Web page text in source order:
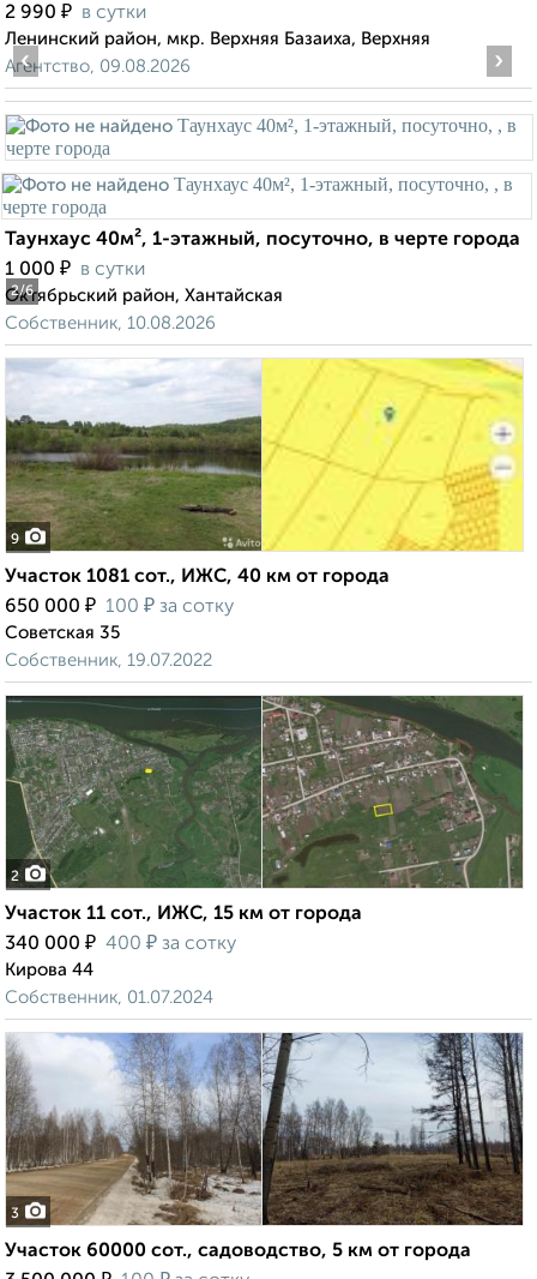
2 990 ₽ в сутки
Ленинский район, мкр. Верхняя Базаиха, Верхняя
Агентство, 09.08.2026
2/6
‹ ›
Таунхаус 40м², 1-этажный, посуточно, в черте города
1 000 ₽ в сутки
Октябрьский район, Хантайская
Собственник, 10.08.2026
9
Участок 1081 сот., ИЖС, 40 км от города
650 000 ₽ 100 ₽ за сотку
Советская 35
Собственник, 19.07.2022
2
Участок 11 сот., ИЖС, 15 км от города
340 000 ₽ 400 ₽ за сотку
Кирова 44
Собственник, 01.07.2024
3
Участок 60000 сот., садоводство, 5 км от города